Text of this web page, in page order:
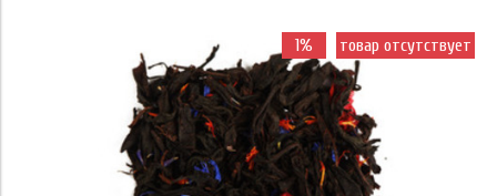
1% товар отсутствует